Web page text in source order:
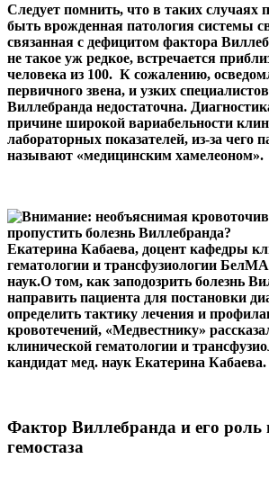
Следует помнить, что в таких случаях
быть врожденная патология системы
связанная с дефицитом фактора
не такое уж редкое, встречается
человека из 100. К сожалению,
первичного звена, и узких
Виллебранда недостаточна.
причине широкой вариабельности
лабораторных показателей, из-за чего
называют «медицинским хамелеоном».
Екатерина Кабаева, доцент кафедры
гематологии и трансфузиологии
наук.О том, как заподозрить болезнь
направить пациента для постановки
определить тактику лечения и
кровотечений, «Медвестнику»
клинической гематологии и
кандидат мед. наук Екатерина Кабаева.
Фактор Виллебранда и его роль
гемостаза